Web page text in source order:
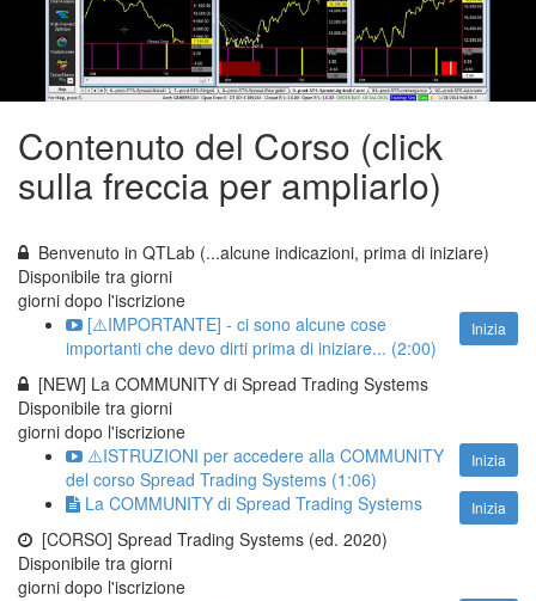
(...andiamo indietro al 2014, con un video di Luca Giusti dove rilegge
questa operatività in chiave Meccanica)
Contenuto del Corso (click
sulla freccia per ampliarlo)
Benvenuto in QTLab (...alcune indicazioni, prima di iniziare)
Disponibile tra giorni
giorni dopo l'iscrizione
Inizia
[⚠️IMPORTANTE] - ci sono alcune cose
importanti che devo dirti prima di iniziare... (2:00)
[NEW] La COMMUNITY di Spread Trading Systems
Disponibile tra giorni
giorni dopo l'iscrizione
Inizia
⚠️ISTRUZIONI per accedere alla COMMUNITY
del corso Spread Trading Systems (1:06)
Inizia
La COMMUNITY di Spread Trading Systems
[CORSO] Spread Trading Systems (ed. 2020)
Disponibile tra giorni
giorni dopo l'iscrizione